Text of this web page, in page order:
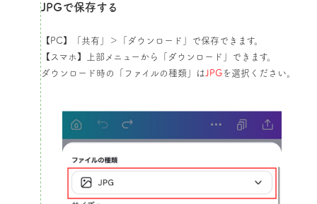
JPGで保存する​
【PC】「共有」＞「ダウンロード」で保存できます。
【スマホ】上部メニューから「ダウンロード」できます。
ダウンロード時の「ファイルの種類」は JPGを選択ください。​​